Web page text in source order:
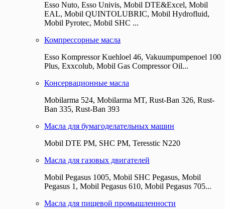
Esso Nuto, Esso Univis, Mobil DTE&Excel, Mobil
EAL, Mobil QUINTOLUBRIC, Mobil Hydrofluid,
Mobil Pyrotec, Mobil SHC ...
Компрессорные масла
Esso Kompressor Kuehloel 46, Vakuumpumpenoel 100
Plus, Exxcolub, Mobil Gas Compressor Oil...
Консервационные масла
Mobilarma 524, Mobilarma MT, Rust-Ban 326, Rust-
Ban 335, Rust-Ban 393
Масла для бумагоделательных машин
Mobil DTE РМ, SHC PM, Teresstic N220
Масла для газовых двигателей
Mobil Pegasus 1005, Mobil SHC Pegasus, Mobil
Pegasus 1, Mobil Pegasus 610, Mobil Pegasus 705...
Масла для пищевой промышленности